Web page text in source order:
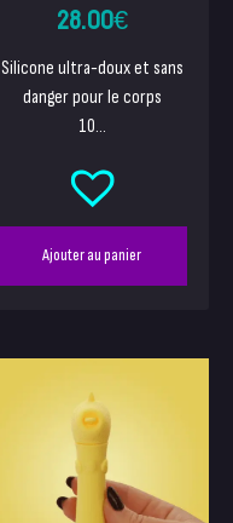
28.00€
Silicone ultra-doux et sans
danger pour le corps
10...
Ajouter au panier